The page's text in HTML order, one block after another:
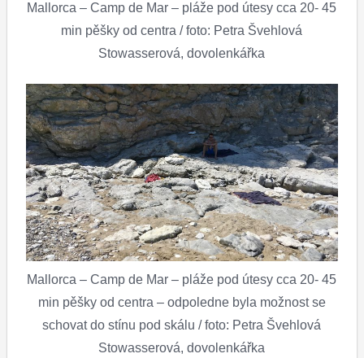
Mallorca – Camp de Mar – pláže pod útesy cca 20- 45
min pěšky od centra / foto: Petra Švehlová
Stowasserová, dovolenkářka
Mallorca – Camp de Mar – pláže pod útesy cca 20- 45
min pěšky od centra – odpoledne byla možnost se
schovat do stínu pod skálu / foto: Petra Švehlová
Stowasserová, dovolenkářka